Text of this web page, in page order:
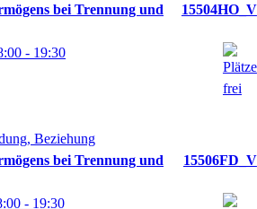
bei Trennung und
15504HO_V
- 19:30
bei Trennung und
15506FD_V
- 19:30